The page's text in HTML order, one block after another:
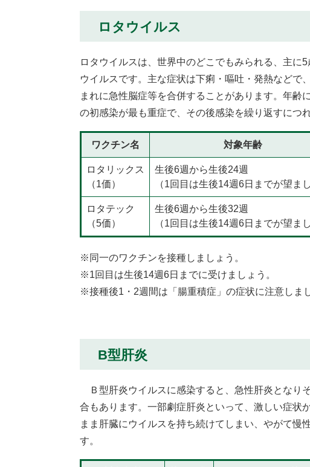
ロタウイルス
ロタウイルスは、世界中のどこでもみられる、主に
ウイルスです。主な症状は下痢・嘔吐・発熱などで
まれに急性脳症等を合併することがあります。年
の初感染が最も重症で、その後感染を繰り返すにつ
ワクチン名 対象年齢
ロタリックス
（1価）
生後6週から生後24週
（1回目は生後14週6日までが望まし
ロタテック
（5価）
生後6週から生後32週
（1回目は生後14週6日までが望まし
※同一のワクチンを接種しましょう。
※1回目は生後14週6日までに受けましょう。
※接種後1・2週間は「腸重積症」の症状に注意しま
B型肝炎
Ｂ型肝炎ウイルスに感染すると、急性肝炎となり
合もあります。一部劇症肝炎といって、激しい症状
まま肝臓にウイルスを持ち続けてしまい、やがて慢
す。